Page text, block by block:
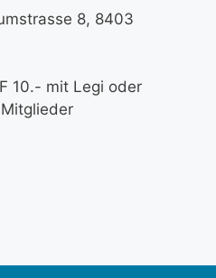
8, 8403
10.- mit Legi oder